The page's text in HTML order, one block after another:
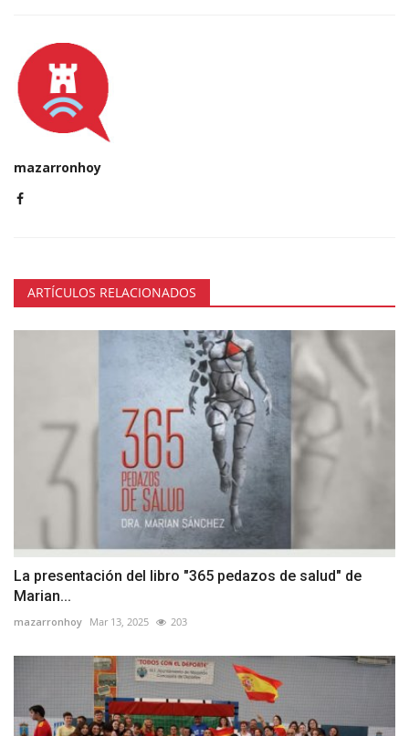
mazarronhoy
ARTÍCULOS RELACIONADOS
La presentación del libro "365 pedazos de salud" de
Marian...
mazarronhoy Mar 13, 2025 203